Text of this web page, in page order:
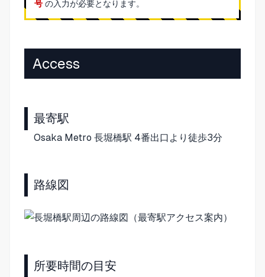
号 の入力が必要となります。
Access
最寄駅
Osaka Metro 長堀橋駅 4番出口より徒歩3分
路線図
所要時間の目安